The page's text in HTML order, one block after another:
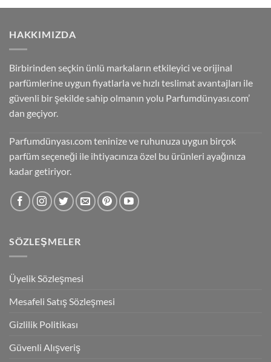
HAKKIMIZDA
Birbirinden seçkin ünlü markaların etkileyici ve orijinal
parfümlerine uygun fiyatlarla ve hızlı teslimat avantajları ile
güvenli bir şekilde sahip olmanın yolu Parfumdünyası.com’
dan geçiyor.
Parfumdünyası.com teninize ve ruhunuza uygun birçok
parfüm seçeneği ile ihtiyacınıza özel bu ürünleri ayağınıza
kadar getiriyor.
SÖZLEŞMELER
Üyelik Sözleşmesi
Mesafeli Satış Sözleşmesi
Gizlilik Politikası
Güvenli Alışveriş